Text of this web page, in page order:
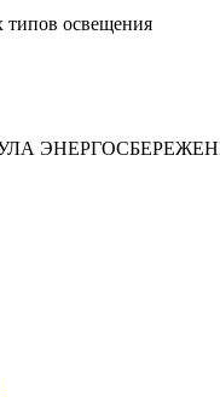
типов освещения